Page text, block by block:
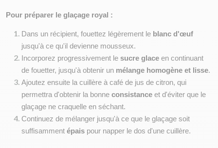
Pour préparer le glaçage royal :
Dans un récipient, fouettez légèrement le blanc d'œuf
jusqu'à ce qu'il devienne mousseux.
Incorporez progressivement le sucre glace en continuant
de fouetter, jusqu'à obtenir un mélange homogène et lisse.
Ajoutez ensuite la cuillère à café de jus de citron, qui
permettra d'obtenir la bonne consistance et d'éviter que le
glaçage ne craquelle en séchant.
Continuez de mélanger jusqu'à ce que le glaçage soit
suffisamment épais pour napper le dos d'une cuillère.